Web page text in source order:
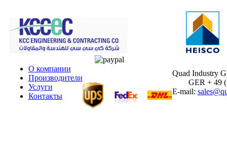
О компании
Производители
Услуги
Контакты
Quad Industry
GER + 49
E-mail: